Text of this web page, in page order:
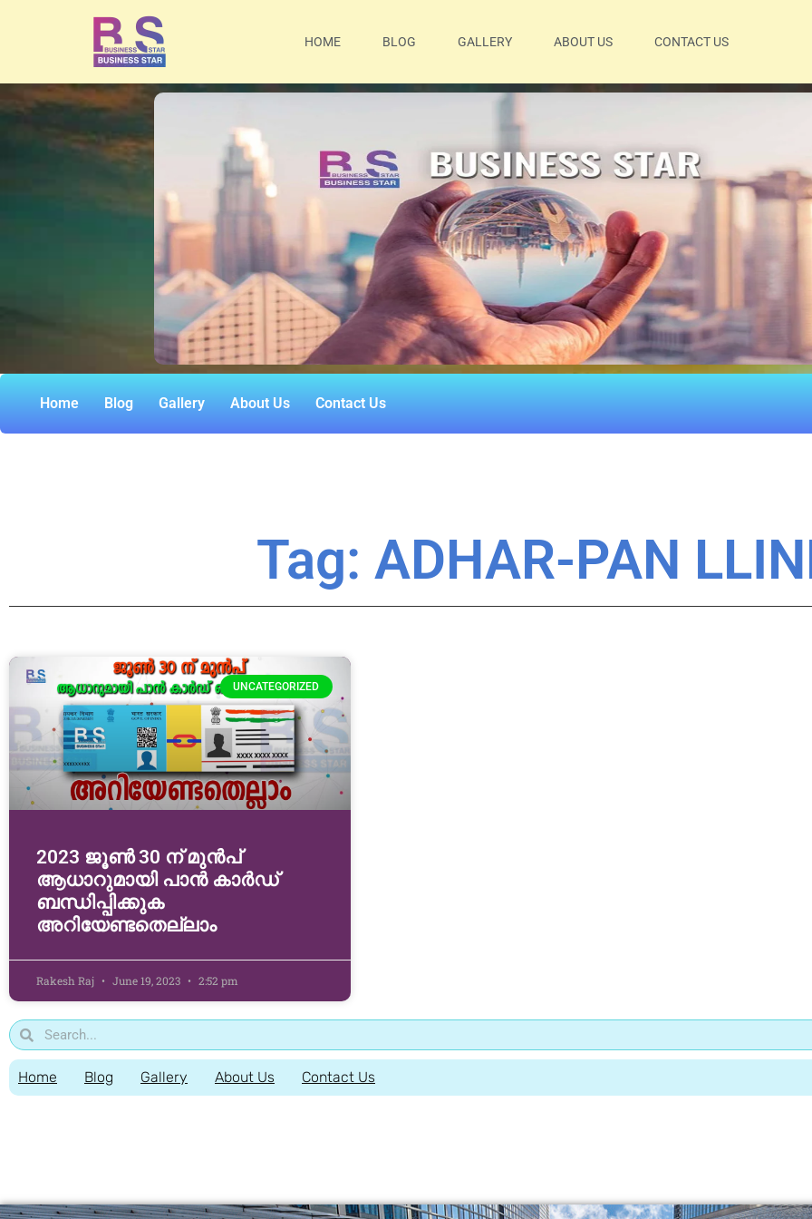
HOME BLOG GALLERY ABOUT US CONTACT US
Home Blog Gallery About Us Contact Us
Tag: ADHAR-PAN
UNCATEGORIZED
2023 ജൂൺ 30 ന് മുൻപ്
ആധാറുമായി പാൻ കാർഡ്
ബന്ധിപ്പിക്കുക
അറിയേണ്ടതെല്ലാം
Rakesh Raj June 19, 2023 2:52 pm
Home Blog Gallery About Us Contact Us